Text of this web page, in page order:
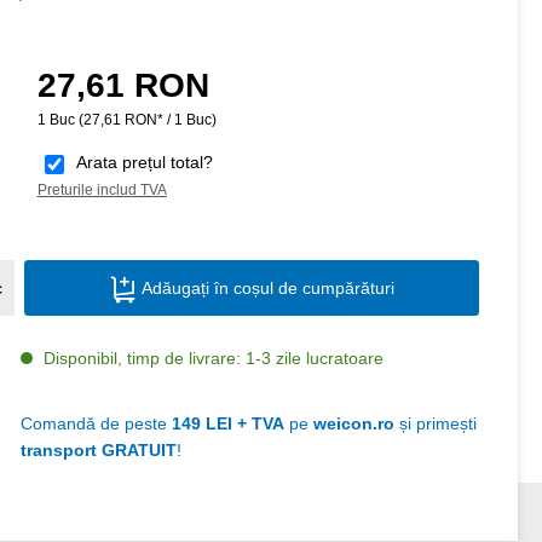
Preț obișnuit:
27,61 RON
1 Buc (27,61 RON* / 1 Buc)
Arata prețul total?
Preturile includ TVA
Cantitate produs: Introduceți cantitatea
Adăugați în coșul de cumpărături
Disponibil, timp de livrare: 1-3 zile lucratoare
Comandă de peste 149 LEI + TVA peweicon.ro și primești
transport GRATUIT!